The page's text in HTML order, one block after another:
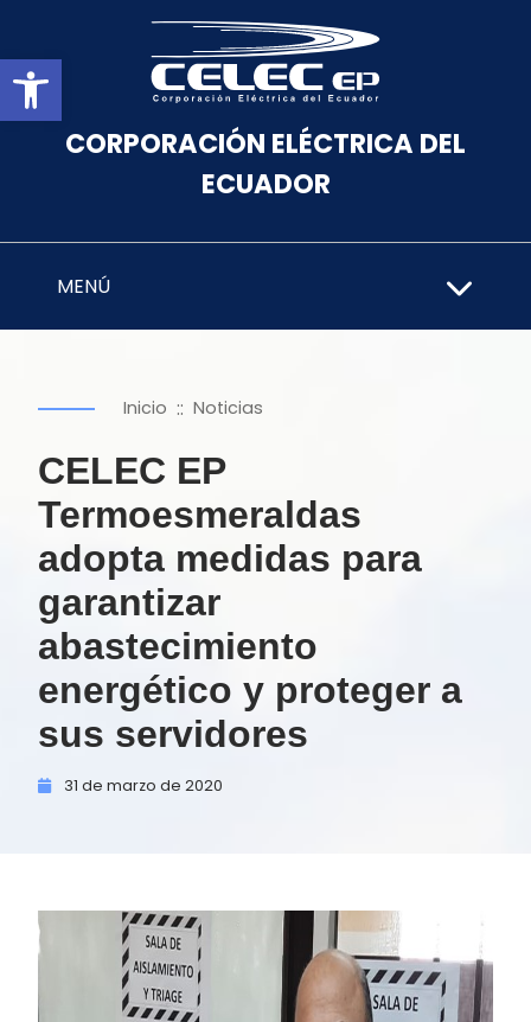
Abrir barra de herramientas
CORPORACIÓN ELÉCTRICA DEL
ECUADOR
MENÚ
Inicio :: Noticias
CELEC EP
Termoesmeraldas
adopta medidas para
garantizar
abastecimiento
energético y proteger a
sus servidores
31 de marzo de 2020